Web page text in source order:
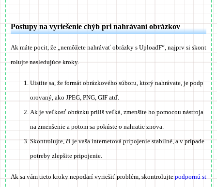
Postupy na vyriešenie chýb pri nahrávaní obrázkov
Ak máte pocit, že „nemôžete nahrávať obrázky s UploadF“, najprv si skont
rolujte nasledujúce kroky.
Uistite sa, že formát obrázkového súboru, ktorý nahrávate, je podp
orovaný, ako JPEG, PNG, GIF atď.
Ak je veľkosť obrázku príliš veľká, zmenšite ho pomocou nástroja
na zmenšenie a potom sa pokúste o nahratie znova.
Skontrolujte, či je vaša internetová pripojenie stabilné, a v prípade
potreby zlepšite pripojenie.
Ak sa vám tieto kroky nepodarí vyriešiť problém, skontrolujte podpornú st